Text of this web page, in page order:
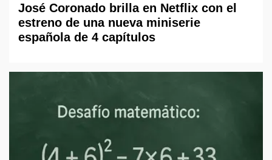
José Coronado brilla en Netflix con el
estreno de una nueva miniserie
española de 4 capítulos